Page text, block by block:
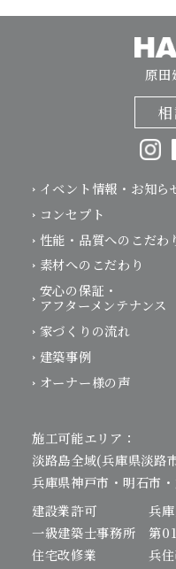
原田
イベント情報・お知ら
コンセプト
性能・品質へのこだわ
素材へのこだわり
安心の保証・
アフターメンテナンス
家づくりの流れ
建築事例
オーナー様の声
施工可能エリア：
淡路島全域(兵庫県淡路
兵庫県神戸市・明石市
建設業許可 兵庫県
一級建築士事務所 第
住宅改修業 兵住